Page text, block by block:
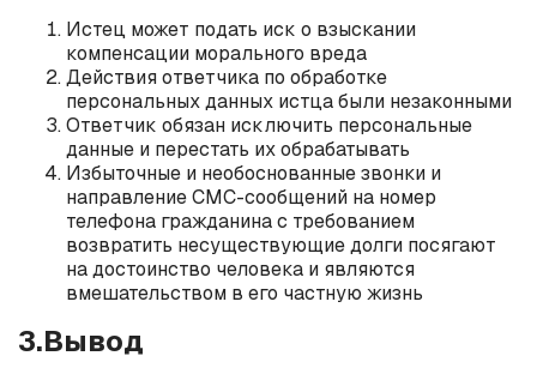
Истец может подать иск о взыскании
компенсации морального вреда
Действия ответчика по обработке
персональных данных истца были незаконными
Ответчик обязан исключить персональные
данные и перестать их обрабатывать
Избыточные и необоснованные звонки и
направление СМС-сообщений на номер
телефона гражданина с требованием
возвратить несуществующие долги посягают
на достоинство человека и являются
вмешательством в его частную жизнь
3.Вывод